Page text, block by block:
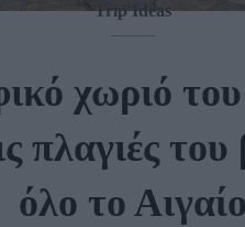
Trip Ideas
χωριό
πλαγιές του
όλο το Αιγαίο